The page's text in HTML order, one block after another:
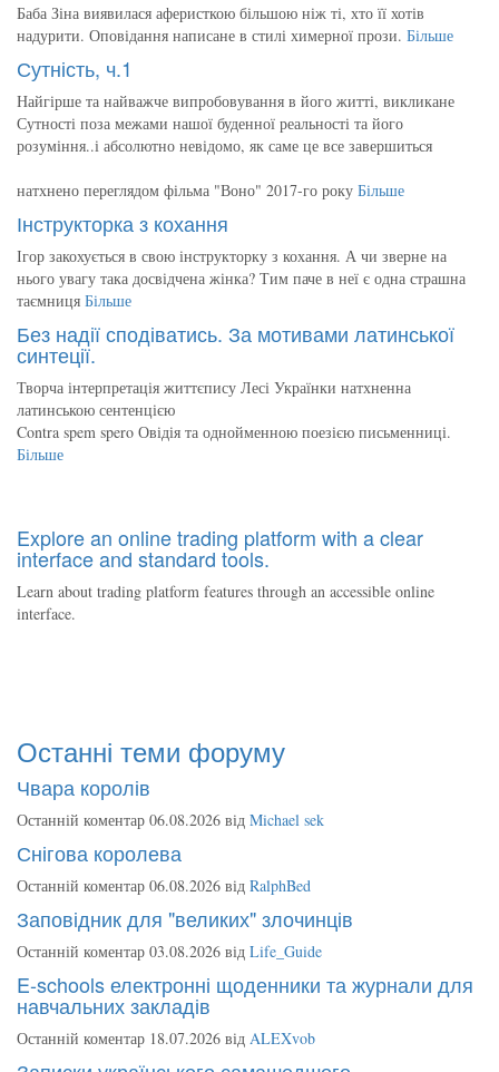
Баба Зіна виявилася аферисткою більшою ніж ті, хто її хотів
надурити. Оповідання написане в стилі химерної прози. Більше
Сутність, ч.1
Найгірше та найважче випробовування в його житті, викликане
Сутності поза межами нашої буденної реальності та його
розуміння..і абсолютно невідомо, як саме це все завершиться
натхнено переглядом фільма "Воно" 2017-го року Більше
Інструкторка з кохання
Ігор закохується в свою інструкторку з кохання. А чи зверне на
нього увагу така досвідчена жінка? Тим паче в неї є одна страшна
таємниця Більше
Без надії сподіватись. За мотивами латинської
синтеції.
Творча інтерпретація життєпису Лесі Українки натхненна
латинською сентенцією
Contra spem spero Овідія та однойменною поезією письменниці.
Більше
Explore an online trading platform with a clear
interface and standard tools.
Learn about trading platform features through an accessible online
interface.
Останні теми форуму
Чвара королів
Останній коментар 06.08.2026 від Michael sek
Снігова королева
Останній коментар 06.08.2026 від RalphBed
Заповідник для "великих" злочинців
Останній коментар 03.08.2026 від Life_Guide
E-schools електронні щоденники та журнали для
навчальних закладів
Останній коментар 18.07.2026 від ALEXvob